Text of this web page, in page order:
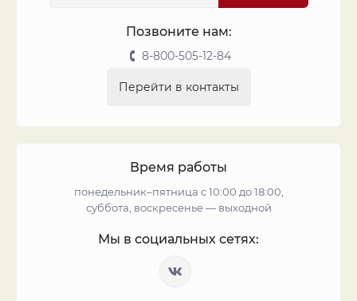
Позвоните нам:
8-800-505-12-84
Перейти в контакты
Время работы
понедельник–пятница с 10:00 до 18:00,
суббота, воскресенье — выходной
Мы в социальных сетях: